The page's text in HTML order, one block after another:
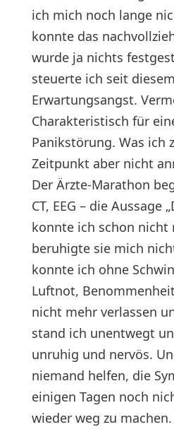
ich mich noch lange
konnte das
wurde ja nichts
steuerte ich seit
Erwartungsangst.
Charakteristisch für
Panikstörung. Was ich
Zeitpunkt aber nicht
Der Ärzte-Marathon
CT, EEG – die Aussage
konnte ich schon nicht
beruhigte sie mich
konnte ich ohne
Luftnot,
nicht mehr verlassen
stand ich unentwegt
unruhig und nervös.
niemand helfen, die
einigen Tagen noch
wieder weg zu machen.